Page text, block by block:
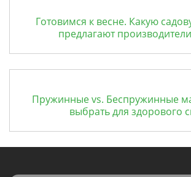
Готовимся к весне. Какую
предлагают
Пружинные vs. Беспружинные
выбрать для здорового